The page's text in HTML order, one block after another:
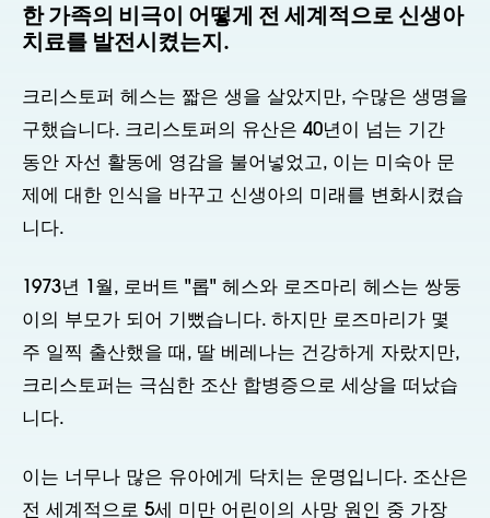
한 가족의 비극이 어떻게 전 세계적으로 신생아
치료를 발전시켰는지.
크리스토퍼 헤스는 짧은 생을 살았지만, 수많은 생명을
구했습니다. 크리스토퍼의 유산은 40년이 넘는 기간
동안 자선 활동에 영감을 불어넣었고, 이는 미숙아 문
제에 대한 인식을 바꾸고 신생아의 미래를 변화시켰습
니다.
1973년 1월, 로버트 "롭" 헤스와 로즈마리 헤스는 쌍둥
이의 부모가 되어 기뻤습니다. 하지만 로즈마리가 몇
주 일찍 출산했을 때, 딸 베레나는 건강하게 자랐지만,
크리스토퍼는 극심한 조산 합병증으로 세상을 떠났습
니다.
이는 너무나 많은 유아에게 닥치는 운명입니다. 조산은
전 세계적으로 5세 미만 어린이의 사망 원인 중 가장